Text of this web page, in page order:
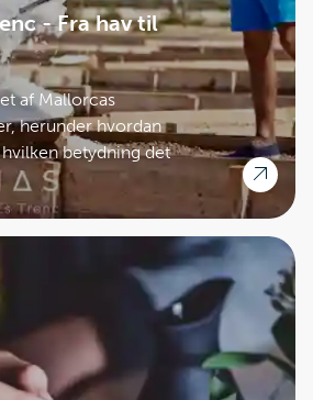
- Fra hav til
af Mallorcas
herunder hvordan
betydning det